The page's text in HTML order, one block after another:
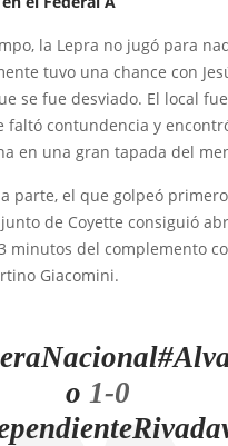
la Lepra no jugó para
tuvo una chance con
se fue desviado. El local
faltó contundencia y
en una gran tapada del
parte, el que golpeó
de Coyette consiguió
minutos del complemento
Giacomini.
o 1-0